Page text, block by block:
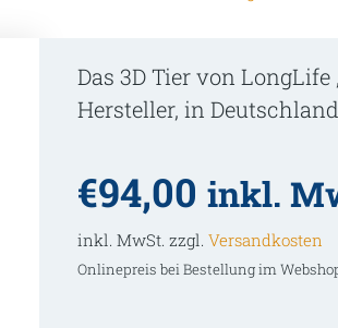
Das 3D Tier von
Hersteller, in
€94,00 inkl.
inkl. MwSt. zzgl. Versandkosten
Onlinepreis bei Bestellung im